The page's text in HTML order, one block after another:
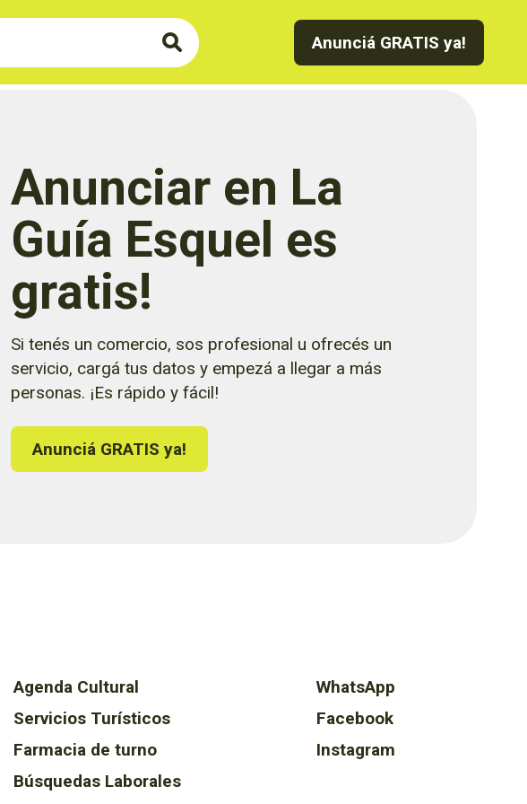
Anunciá GRATIS ya!
Anunciar en La
Guía Esquel es
gratis!
Si tenés un comercio, sos profesional u ofrecés un
servicio, cargá tus datos y empezá a llegar a más
personas. ¡Es rápido y fácil!
Anunciá GRATIS ya!
Agenda Cultural
Servicios Turísticos
Farmacia de turno
Búsquedas Laborales
WhatsApp
Facebook
Instagram